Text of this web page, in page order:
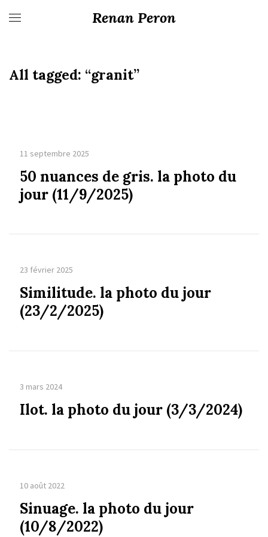
Renan Peron
All tagged: “granit”
11 septembre 2025
50 nuances de gris. la photo du
jour (11/9/2025)
23 février 2025
Similitude. la photo du jour
(23/2/2025)
3 mars 2024
Ilot. la photo du jour (3/3/2024)
10 août 2022
Sinuage. la photo du jour
(10/8/2022)